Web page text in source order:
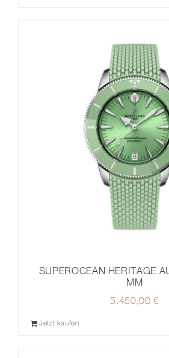
SUPEROCEAN HERITAGE
MM
5.450,00€
Jetzt kaufen